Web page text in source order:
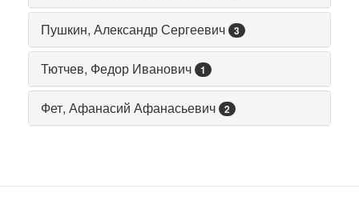
Пушкин, Александр Сергеевич 3
Тютчев, Федор Иванович 1
Фет, Афанасий Афанасьевич 2